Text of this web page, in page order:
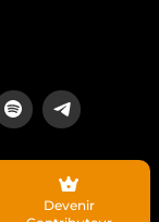
est un média
lecteurs.
Devenir